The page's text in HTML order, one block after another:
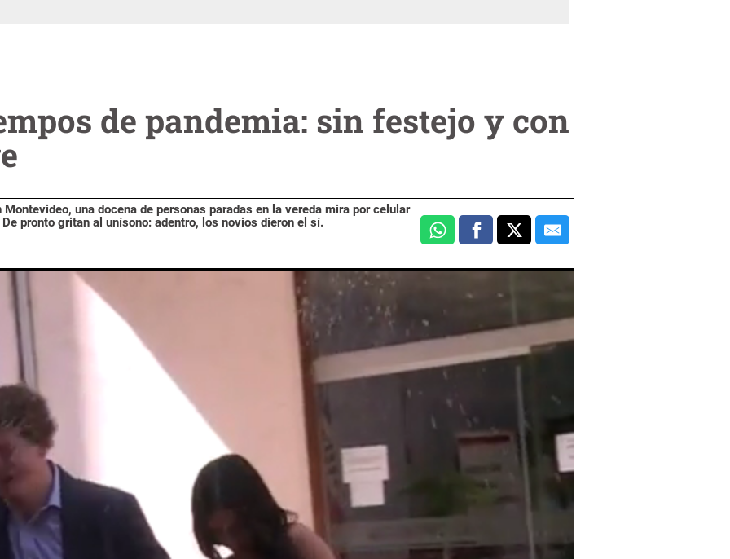
de pandemia: sin festejo y con
una docena de personas paradas en la vereda mira por celular
pronto gritan al unísono: adentro, los novios dieron el sí.